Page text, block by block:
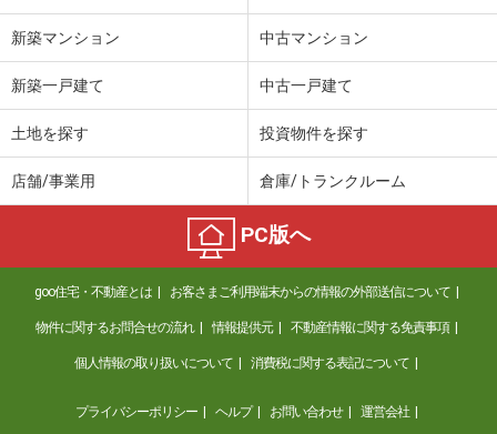
新築マンション 中古マンション
新築一戸建て 中古一戸建て
土地を探す 投資物件を探す
店舗/事業用 倉庫/トランクルーム
PC版へ
goo住宅・不動産とは お客さまご利用端末からの情報の外部送信について
物件に関するお問合せの流れ 情報提供元 不動産情報に関する免責事項
個人情報の取り扱いについて 消費税に関する表記について
プライバシーポリシー ヘルプ お問い合わせ 運営会社